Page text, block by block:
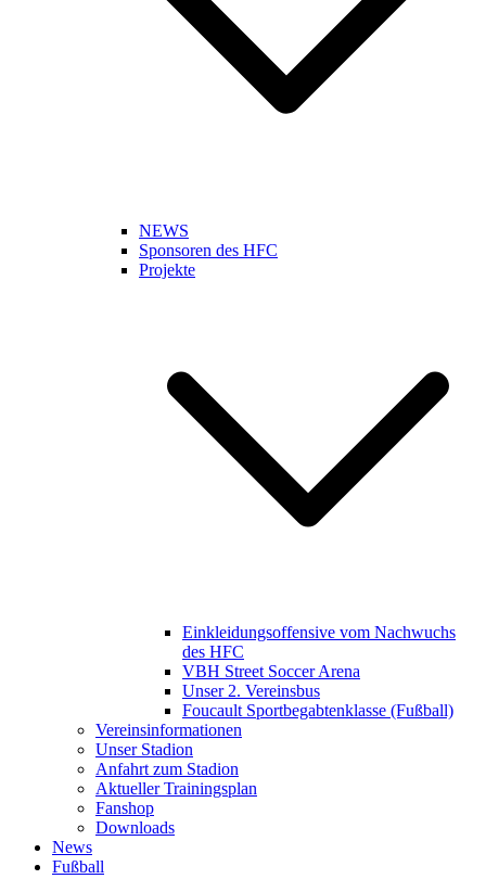
NEWS
Sponsoren des HFC
Projekte
Einkleidungsoffensive vom Nachwuchs
des HFC
VBH Street Soccer Arena
Unser 2. Vereinsbus
Foucault Sportbegabtenklasse (Fußball)
Vereinsinformationen
Unser Stadion
Anfahrt zum Stadion
Aktueller Trainingsplan
Fanshop
Downloads
News
Fußball